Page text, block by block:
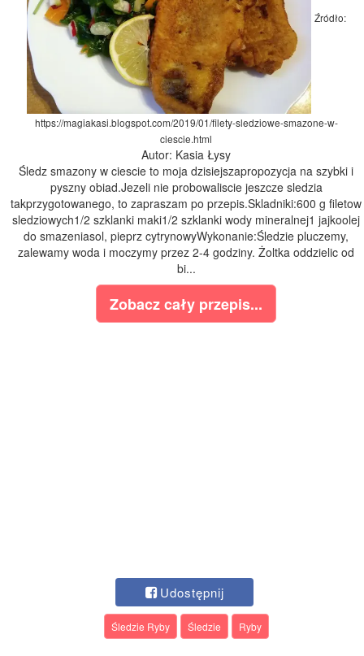
Źródło:
https://magiakasi.blogspot.com/2019/01/filety-sledziowe-smazone-w-
ciescie.html
Autor: Kasia Łysy
Śledz smazony w ciescie to moja dzisiejszapropozycja na szybki i
pyszny obiad.Jezeli nie probowaliscie jeszcze sledzia
takprzygotowanego, to zapraszam po przepis.Skladniki:600 g filetow
sledziowych1/2 szklanki maki1/2 szklanki wody mineralnej1 jajkoolej
do smazeniasol, pieprz cytrynowyWykonanie:Śledzie pluczemy,
zalewamy woda i moczymy przez 2-4 godziny. Żoltka oddzielic od
bi...
Zobacz cały przepis...
Udostępnij
Śledzie Ryby Śledzie Ryby